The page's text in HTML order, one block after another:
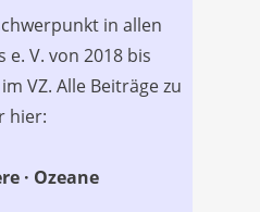
in allen
e. V. von 2018 bis
VZ. Alle Beiträge zu
hier:
· Ozeane